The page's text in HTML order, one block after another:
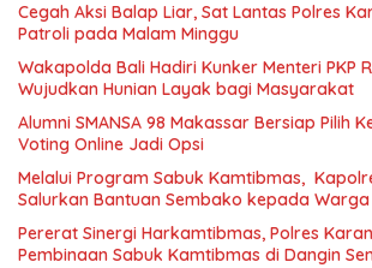
Cegah Aksi Balap Liar, Sat Lantas Polres
Patroli pada Malam Minggu
Wakapolda Bali Hadiri Kunker Menteri PKP
Wujudkan Hunian Layak bagi Masyarakat
Alumni SMANSA 98 Makassar Bersiap Pilih
Voting Online Jadi Opsi
Melalui Program Sabuk Kamtibmas,
Salurkan Bantuan Sembako kepada
Pererat Sinergi Harkamtibmas, Polres
Pembinaan Sabuk Kamtibmas di Dangin